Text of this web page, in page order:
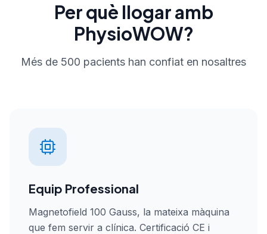
Per què llogar amb
PhysioWOW?
Més de 500 pacients han confiat en nosaltres
Equip Professional
Magnetofield 100 Gauss, la mateixa màquina
que fem servir a clínica. Certificació CE i